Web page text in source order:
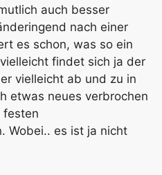
auch besser
nach einer
es schon, was so ein
findet sich ja der
vielleicht ab und zu in
etwas neues verbrochen
festen
Wobei.. es ist ja nicht